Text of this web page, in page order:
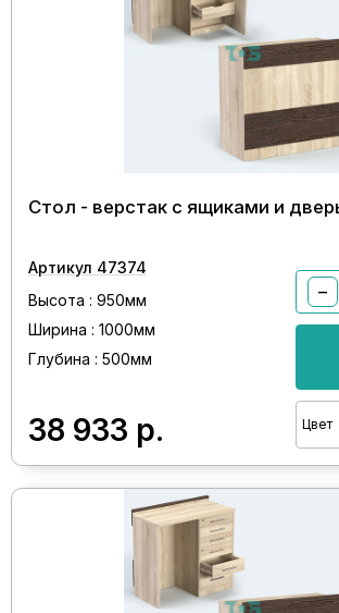
Стол - верстак с ящиками и
Артикул 47374
Высота : 950мм
Ширина : 1000мм
Глубина : 500мм
38 933 р.
−
Цвет